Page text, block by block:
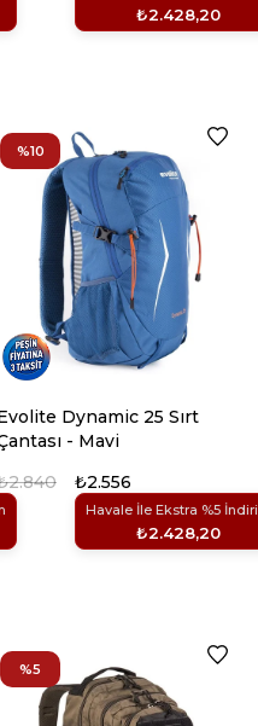
₺2.428,20
Dynamic 25 Sırt
- Mavi
₺2.556
Havale İle Ekstra %5
₺2.428,20
%10
%5